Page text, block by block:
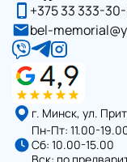
+375 33 333-
bel-
г. Минск, ул.
Пн-Пт: 11.00-
Сб: 10.00-15.00
Вск: по